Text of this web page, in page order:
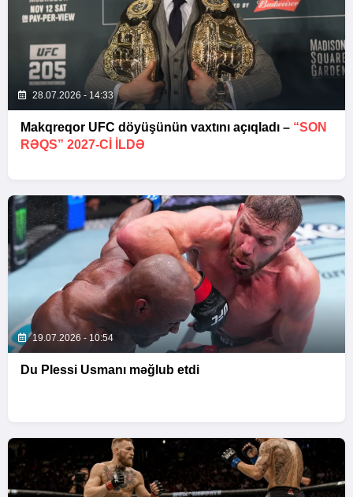
28.07.2026 - 14:33
Makqreqor UFC döyüşünün vaxtını açıqladı – “SON
RƏQS” 2027-CI ILDƏ
19.07.2026 - 10:54
Du Plessi Usmanı məğlub etdi